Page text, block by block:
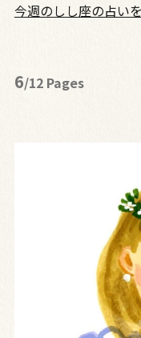
今週のしし座の占い
6/12 Pages